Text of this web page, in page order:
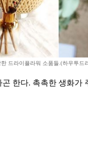
드라이플라워 소품들.(하우투드
한다. 촉촉한 생화